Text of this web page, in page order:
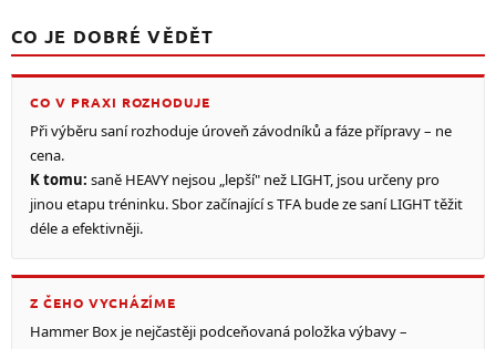
CO JE DOBRÉ VĚDĚT
CO V PRAXI ROZHODUJE
Při výběru saní rozhoduje úroveň závodníků a fáze přípravy – ne
cena.
K tomu: saně HEAVY nejsou „lepší" než LIGHT, jsou určeny pro
jinou etapu tréninku. Sbor začínající s TFA bude ze saní LIGHT těžit
déle a efektivněji.
Z ČEHO VYCHÁZÍME
Hammer Box je nejčastěji podceňovaná položka výbavy –